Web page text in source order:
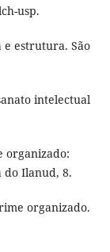
usp.
e estrutura. São
intelectual
organizado:
do Ilanud, 8.
organizado.